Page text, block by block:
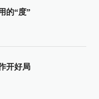
的“度”
开好局